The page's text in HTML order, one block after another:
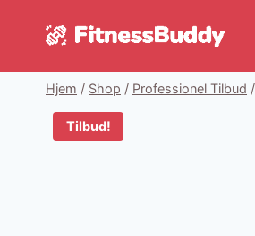
Hjem / Shop / Professionel Tilbud /
Tilbud!